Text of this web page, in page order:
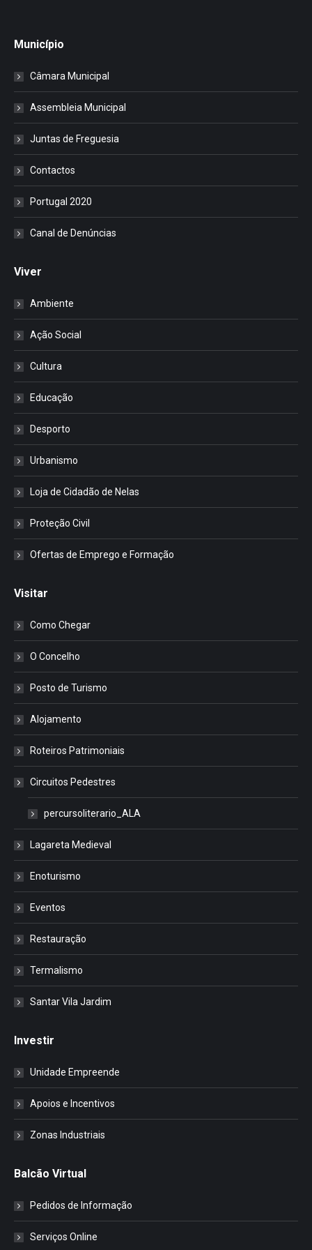
Município
Câmara Municipal
Assembleia Municipal
Juntas de Freguesia
Contactos
Portugal 2020
Canal de Denúncias
Viver
Ambiente
Ação Social
Cultura
Educação
Desporto
Urbanismo
Loja de Cidadão de Nelas
Proteção Civil
Ofertas de Emprego e Formação
Visitar
Como Chegar
O Concelho
Posto de Turismo
Alojamento
Roteiros Patrimoniais
Circuitos Pedestres
percursoliterario_ALA
Lagareta Medieval
Enoturismo
Eventos
Restauração
Termalismo
Santar Vila Jardim
Investir
Unidade Empreende
Apoios e Incentivos
Zonas Industriais
Balcão Virtual
Pedidos de Informação
Serviços Online